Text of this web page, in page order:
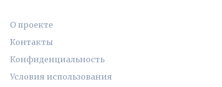
О проекте
Контакты
Конфиденциальность
Условия использования